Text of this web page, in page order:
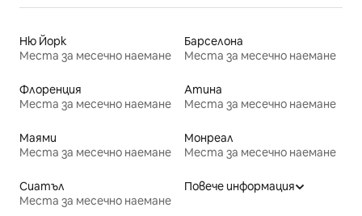
Ню Йорк
Места за месечно наемане
Барселона
Места за месечно наемане
Флоренция
Места за месечно наемане
Атина
Места за месечно наемане
Маями
Места за месечно наемане
Монреал
Места за месечно наемане
Сиатъл
Места за месечно наемане
Повече информация